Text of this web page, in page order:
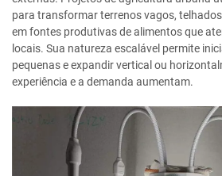
para transformar terrenos vagos,
em fontes produtivas de alimentos que
locais. Sua natureza escalável permite
pequenas e expandir vertical ou
experiência e a demanda aumentam.